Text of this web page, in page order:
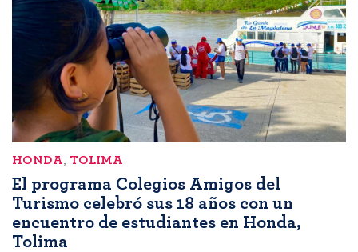
HONDA, TOLIMA
El programa Colegios Amigos del
Turismo celebró sus 18 años con un
encuentro de estudiantes en Honda,
Tolima